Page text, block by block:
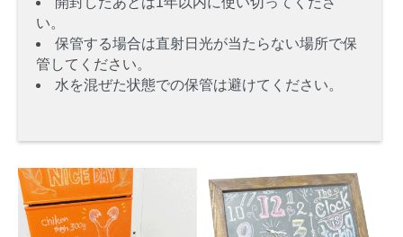
い。
保管する場合は直射日光が当たらない場所で保
管してください。
水を混ぜた状態での保管は避けてください。